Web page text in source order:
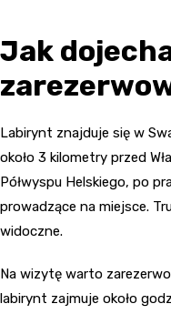
Jak
Labirynt znajduje się w
około 3 kilometry przed
Półwyspu Helskiego, po
prowadzące na miejsce.
widoczne.
Na wizytę warto
labirynt zajmuje około